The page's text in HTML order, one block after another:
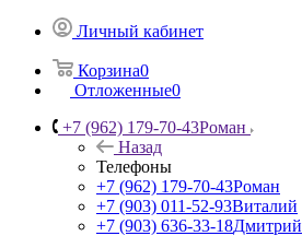
Личный кабинет
Корзина0
Отложенные0
+7 (962) 179-70-43Роман
Назад
Телефоны
+7 (962) 179-70-43Роман
+7 (903) 011-52-93Виталий
+7 (903) 636-33-18Дмитрий